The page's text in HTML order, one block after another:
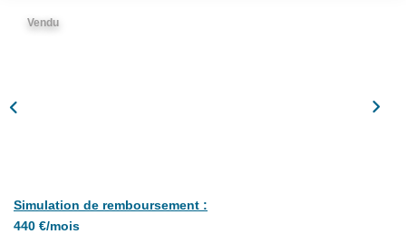
Vendu
Simulation de remboursement :
440 €/mois